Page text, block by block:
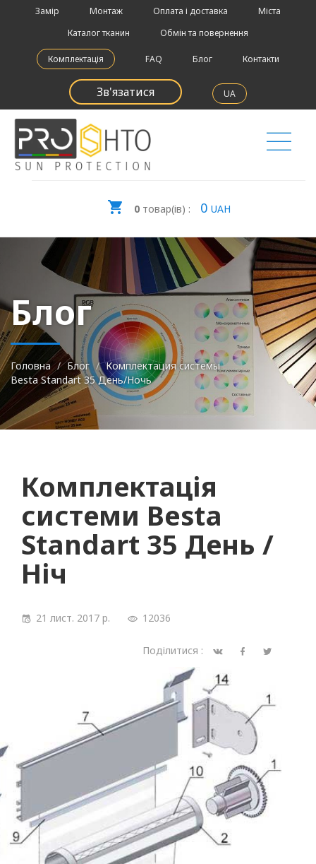
Замір Монтаж Оплата і доставка
Міста
Каталог тканин
Обмін та повернення
Комплектація FAQ Блог Контакти
Зв'язатися UA
0товар(ів) : 0 UAH
Блог
Головна Блог
Комплектация системы
Besta Standart 35 День/Ночь
Комплектація
системи Besta
Standart 35 День /
Ніч
21 лист. 2017 р. 12036
Поділитися :